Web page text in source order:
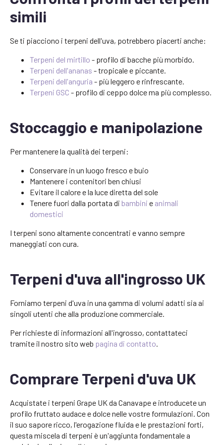
simili
Se ti piacciono i terpeni dell'uva, potrebbero piacerti anche:
Terpeni del mirtillo - profilo di bacche più morbido.
Terpeni dell'ananas - tropicale e piccante.
Terpeni dell'anguria - più leggero e rinfrescante.
Terpeni GSC - profilo di ceppo dolce ma più complesso.
Stoccaggio e manipolazione
Per mantenere la qualità dei terpeni:
Conservare in un luogo fresco e buio
Mantenere i contenitori ben chiusi
Evitare il calore e la luce diretta del sole
Tenere fuori dalla portata di bambini e animali
domestici
I terpeni sono altamente concentrati e vanno sempre
maneggiati con cura.
Terpeni d'uva all'ingrosso UK
Forniamo terpeni d'uva in una gamma di volumi adatti sia ai
singoli utenti che alla produzione commerciale.
Per richieste di informazioni all'ingrosso, contattateci
tramite il nostro sito web pagina di contatto.
Comprare Terpeni d'uva UK
Acquistate i terpeni Grape UK da Canavape e introducete un
profilo fruttato audace e dolce nelle vostre formulazioni. Con
il suo sapore ricco, l'erogazione fluida e le prestazioni forti,
questa miscela di terpeni è un'aggiunta fondamentale a